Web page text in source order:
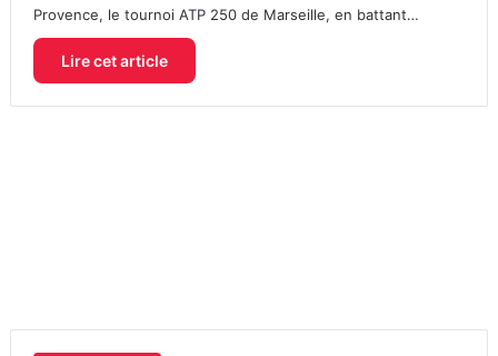
Provence, le tournoi ATP 250 de Marseille, en battant…
Lire cet article